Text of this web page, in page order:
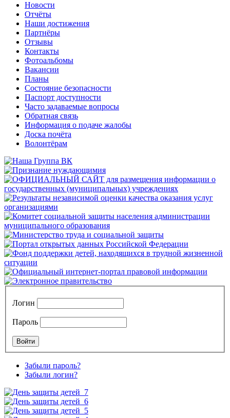
Новости
Отчёты
Наши достижения
Партнёры
Отзывы
Контакты
Фотоальбомы
Вакансии
Планы
Состояние безопасности
Паспорт доступности
Часто задаваемые вопросы
Обратная связь
Информация о подаче жалобы
Доска почёта
Волонтёрам
Логин
Пароль
Забыли пароль?
Забыли логин?